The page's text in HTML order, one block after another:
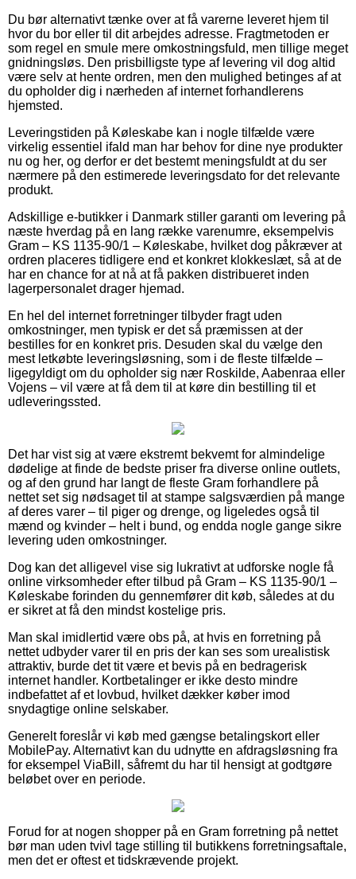
Du bør alternativt tænke over at få varerne leveret hjem til
hvor du bor eller til dit arbejdes adresse. Fragtmetoden er
som regel en smule mere omkostningsfuld, men tillige meget
gnidningsløs. Den prisbilligste type af levering vil dog altid
være selv at hente ordren, men den mulighed betinges af at
du opholder dig i nærheden af internet forhandlerens
hjemsted.
Leveringstiden på Køleskabe kan i nogle tilfælde være
virkelig essentiel ifald man har behov for dine nye produkter
nu og her, og derfor er det bestemt meningsfuldt at du ser
nærmere på den estimerede leveringsdato for det relevante
produkt.
Adskillige e-butikker i Danmark stiller garanti om levering på
næste hverdag på en lang række varenumre, eksempelvis
Gram – KS 1135-90/1 – Køleskabe, hvilket dog påkræver at
ordren placeres tidligere end et konkret klokkeslæt, så at de
har en chance for at nå at få pakken distribueret inden
lagerpersonalet drager hjemad.
En hel del internet forretninger tilbyder fragt uden
omkostninger, men typisk er det så præmissen at der
bestilles for en konkret pris. Desuden skal du vælge den
mest letkøbte leveringsløsning, som i de fleste tilfælde –
ligegyldigt om du opholder sig nær Roskilde, Aabenraa eller
Vojens – vil være at få dem til at køre din bestilling til et
udleveringssted.
Det har vist sig at være ekstremt bekvemt for almindelige
dødelige at finde de bedste priser fra diverse online outlets,
og af den grund har langt de fleste Gram forhandlere på
nettet set sig nødsaget til at stampe salgsværdien på mange
af deres varer – til piger og drenge, og ligeledes også til
mænd og kvinder – helt i bund, og endda nogle gange sikre
levering uden omkostninger.
Dog kan det alligevel vise sig lukrativt at udforske nogle få
online virksomheder efter tilbud på Gram – KS 1135-90/1 –
Køleskabe forinden du gennemfører dit køb, således at du
er sikret at få den mindst kostelige pris.
Man skal imidlertid være obs på, at hvis en forretning på
nettet udbyder varer til en pris der kan ses som urealistisk
attraktiv, burde det tit være et bevis på en bedragerisk
internet handler. Kortbetalinger er ikke desto mindre
indbefattet af et lovbud, hvilket dækker køber imod
snydagtige online selskaber.
Generelt foreslår vi køb med gængse betalingskort eller
MobilePay. Alternativt kan du udnytte en afdragsløsning fra
for eksempel ViaBill, såfremt du har til hensigt at godtgøre
beløbet over en periode.
Forud for at nogen shopper på en Gram forretning på nettet
bør man uden tvivl tage stilling til butikkens forretningsaftale,
men det er oftest et tidskrævende projekt.